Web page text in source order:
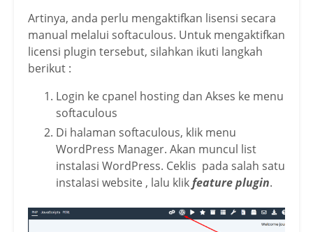
Artinya, anda perlu mengaktifkan lisensi secara
manual melalui softaculous. Untuk mengaktifkan
licensi plugin tersebut, silahkan ikuti langkah
berikut :
Login ke cpanel hosting dan Akses ke menu
softaculous
Di halaman softaculous, klik menu
WordPress Manager. Akan muncul list
instalasi WordPress. Ceklis pada salah satu
instalasi website , lalu klikfeature plugin.